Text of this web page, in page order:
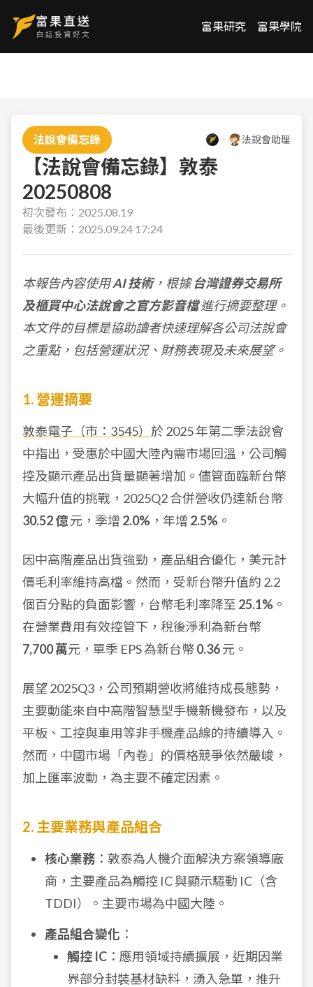
富果研究 富果學院
法說會備忘錄 法說會助理
【法說會備忘錄】敦泰
20250808
初次發布： 2025.08.19
最後更新： 2025.09.24 17:24
本報告內容使用AI 技術，根據台灣證券交易所
及櫃買中心法說會之官方影音檔進行摘要整理。
本文件的目標是協助讀者快速理解各公司法說會
之重點，包括營運狀況、財務表現及未來展望。
1. 營運摘要
敦泰電子（市：3545） 於 2025 年第二季法說會
中指出，受惠於中國大陸內需市場回溫，公司觸
控及顯示產品出貨量顯著增加。儘管面臨新台幣
大幅升值的挑戰，2025Q2 合併營收仍達新台幣
30.52 億元，季增 2.0% ，年增 2.5% 。
因中高階產品出貨強勁，產品組合優化，美元計
價毛利率維持高檔。然而，受新台幣升值約 2.2
個百分點的負面影響，台幣毛利率降至 25.1% 。
在營業費用有效控管下，稅後淨利為新台幣
7,700 萬元，單季 EPS 為新台幣0.36元。
展望 2025Q3，公司預期營收將維持成長態勢，
主要動能來自中高階智慧型手機新機發布，以及
平板、工控與車用等非手機產品線的持續導入。
然而，中國市場「內卷」的價格競爭依然嚴峻，
加上匯率波動，為主要不確定因素。
2. 主要業務與產品組合
核心業務 ：敦泰為人機介面解決方案領導廠
商，主要產品為觸控 IC 與顯示驅動 IC（含
TDDI）。主要市場為中國大陸。
產品組合變化 ：
觸控 IC ：應用領域持續擴展，近期因業
界部分封裝基材缺料，湧入急單，推升